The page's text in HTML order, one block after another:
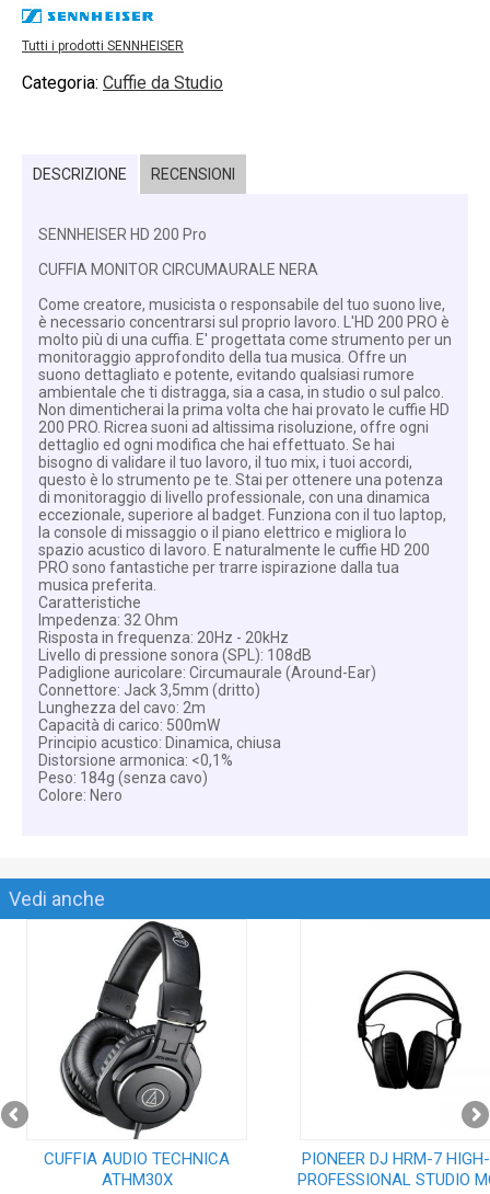
Tutti i prodotti SENNHEISER
Categoria: Cuffie da Studio
DESCRIZIONE RECENSIONI
SENNHEISER HD 200 Pro
CUFFIA MONITOR CIRCUMAURALE NERA
Come creatore, musicista o responsabile del tuo suono live,
è necessario concentrarsi sul proprio lavoro. L'HD 200 PRO è
molto più di una cuffia. E' progettata come strumento per un
monitoraggio approfondito della tua musica. Offre un
suono dettagliato e potente, evitando qualsiasi rumore
ambientale che ti distragga, sia a casa, in studio o sul palco.
Non dimenticherai la prima volta che hai provato le cuffie HD
200 PRO. Ricrea suoni ad altissima risoluzione, offre ogni
dettaglio ed ogni modifica che hai effettuato. Se hai
bisogno di validare il tuo lavoro, il tuo mix, i tuoi accordi,
questo è lo strumento pe te. Stai per ottenere una potenza
di monitoraggio di livello professionale, con una dinamica
eccezionale, superiore al badget. Funziona con il tuo laptop,
la console di missaggio o il piano elettrico e migliora lo
spazio acustico di lavoro. E naturalmente le cuffie HD 200
PRO sono fantastiche per trarre ispirazione dalla tua
musica preferita.
Caratteristiche
Impedenza: 32 Ohm
Risposta in frequenza: 20Hz - 20kHz
Livello di pressione sonora (SPL): 108dB
Padiglione auricolare: Circumaurale (Around-Ear)
Connettore: Jack 3,5mm (dritto)
Lunghezza del cavo: 2m
Capacità di carico: 500mW
Principio acustico: Dinamica, chiusa
Distorsione armonica: <0,1%
Peso: 184g (senza cavo)
Colore: Nero
Vedi anche
CUFFIA AUDIO TECHNICA
ATHM30X
PIONEER DJ HRM-7
PROFESSIONAL STUDIO